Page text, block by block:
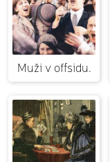
Muži v offsidu.